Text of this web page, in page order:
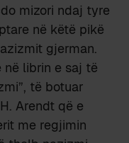
mizori ndaj tyre
në këtë pikë
gjerman.
librin e saj të
të botuar
Arendt që e
me regjimin